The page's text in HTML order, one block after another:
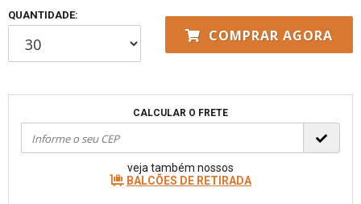
QUANTIDADE:
COMPRAR AGORA
CALCULAR O FRETE
veja também nossos
BALCÕES DE RETIRADA